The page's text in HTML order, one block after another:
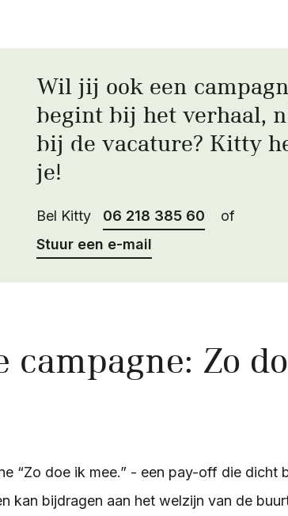
Wil jij ook een
begint bij het verhaal,
bij de vacature? Kitty
je!
Bel Kitty 06 218 385 60
of
Stuur een e-mail
campagne: Zo
“Zo doe ik mee.” - een pay-off die dicht
kan bijdragen aan het welzijn van de